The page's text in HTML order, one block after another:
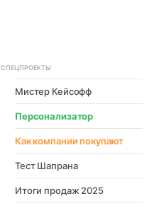
СПЕЦПРОЕКТЫ
Мистер Кейсофф
Персонализатор
Как компании покупают
Тест Шапрана
Итоги продаж 2025